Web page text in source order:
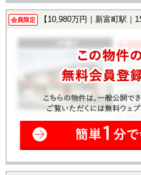
会員限定 【10,980万円｜新富町駅｜